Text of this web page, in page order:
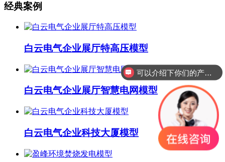
经典案例
白云电气企业展厅特高压模型
白云电气企业展厅智慧电网模型
白云电气企业科技大厦模型
可以介绍下你们的产品么？